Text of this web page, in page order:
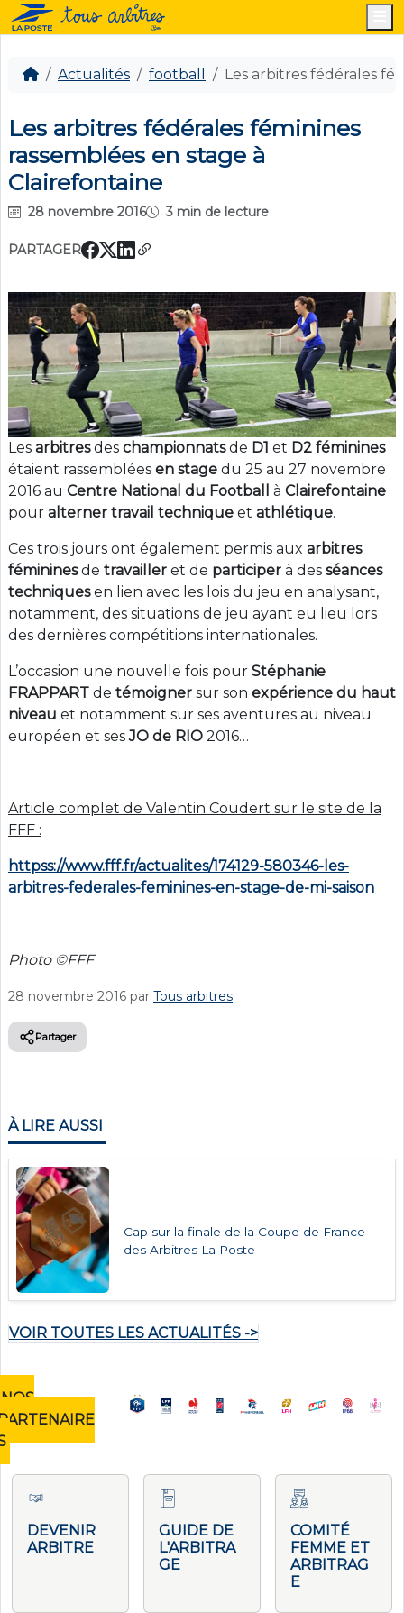
Actualités football Les arbitres fédérales
Les arbitres fédérales féminines
rassemblées en stage à
Clairefontaine
28 novembre 2016 3 min de lecture
PARTAGER
Les arbitresdes championnatsde D1 et D2 féminines
étaient rassemblées en stage du 25 au 27 novembre
2016 au Centre National du Football à Clairefontaine
pour alterner travail technique et athlétique.
Ces trois jours ont également permis aux arbitres
fémininesde travailler et de participer à des séances
techniquesen lien avec les lois du jeu en analysant,
notamment, des situations de jeu ayant eu lieu lors
des dernières compétitions internationales.
L’occasion une nouvelle fois pour Stéphanie
FRAPPART de témoigner sur son expérience du haut
niveau et notamment sur ses aventures au niveau
européen et sesJO de RIO 2016…
Article complet de Valentin Coudert sur le site de la
FFF :
httpss://www.fff.fr/actualites/174129-580346-les-
arbitres-federales-feminines-en-stage-de-mi-saison
Photo ©FFF
28 novembre 2016 par Tous arbitres
Partager
À LIRE AUSSI
Cap sur la finale de la Coupe de France
des Arbitres La Poste
VOIR TOUTES LES ACTUALITÉS ->
NOS
DEVENIR
ARBITRE
GUIDE DE
L'ARBITRA
GE
COMITÉ
FEMME ET
ARBITRAG
E